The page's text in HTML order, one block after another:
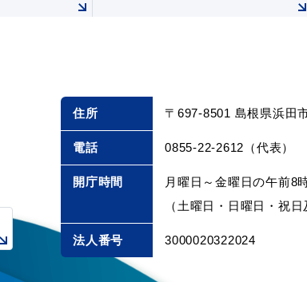
移住・出会い
住所 〒697-8501 島根県浜田
電話 0855-22-2612（代表）
開庁時間
月曜日～金曜日の午前8
（土曜日・日曜日・祝
法人番号 3000020322024